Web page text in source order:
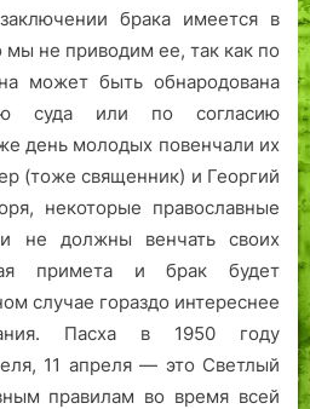
брака имеется в
мы не приводим ее, так как по
может быть обнародована
суда или по согласию
день молодых повенчали их
(тоже священник) и Георгий
некоторые православные
не должны венчать своих
примета и брак будет
случае гораздо интереснее
Пасха в 1950 году
11 апреля — это Светлый
правилам во время всей